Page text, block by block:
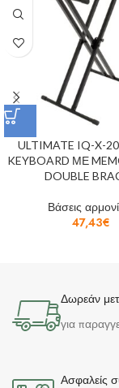
ULTIMATE IQ-X-
KEYBOARD ΜΕ
DOUBLE
Βάσεις
47,43€
Δωρεάν
για
Ασφαλείς